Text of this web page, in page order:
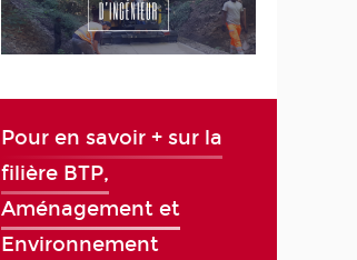
Pour en savoir + sur la
filière BTP,
Aménagement et
Environnement